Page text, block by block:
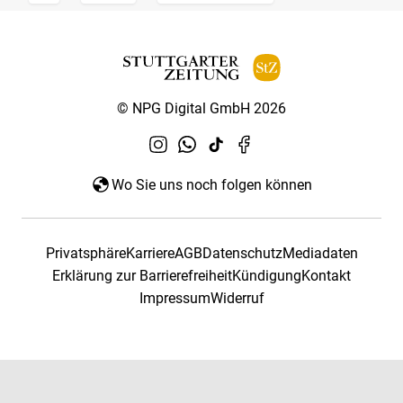
© NPG Digital GmbH 2026
Wo Sie uns noch folgen können
PrivatsphäreKarriereAGBDatenschutzMediadaten
Erklärung zur BarrierefreiheitKündigungKontakt
ImpressumWiderruf